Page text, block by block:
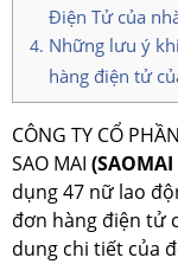
Điện Tử của
Những lưu ý
hàng điện tử
CÔNG TY CỔ
SAO MAI (SAOMAI
dụng 47 nữ lao
đơn hàng điện tử
dung chi tiết của